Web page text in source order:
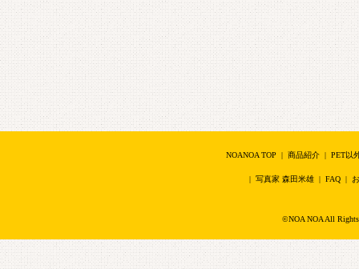
NOANOA TOP | 商品紹介| PET以
| 写真家 森田米雄 | FAQ |
©NOA NOA All